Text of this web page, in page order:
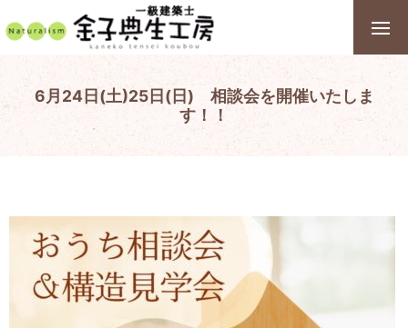
6月24日(土)25日(日) 相談会を開催いたしま
す！！